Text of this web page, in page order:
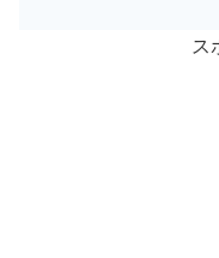
ス